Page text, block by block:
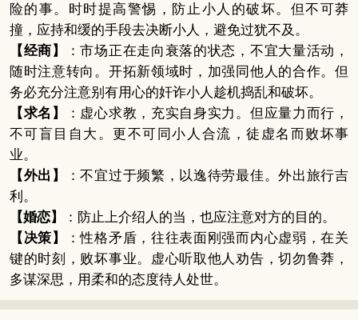
险的事。时时提高警惕，防止小人的破坏。但不可莽
撞，应持和缓的手段去决断小人，避免过犹不及。
【经商】
：市场正在走向衰落的状态，不宜大量活动，
随时注意转向。开拓新领域时，加强同他人的合作。但
务必充分注意别有用心的奸诈小人趁机捣乱和破坏。
【求名】
：虚心求教，充实自身实力。但应量力而行，
不可盲目自大。更不可同小人合流，徒虚名而败坏事
业。
【外出】
：不宜过于频繁，以逸待劳最佳。外出旅行吉
利。
【婚恋】
：防止上介绍人的当，也应注意对方的目的。
【决策】
：性格矛盾，往往表面刚强而内心虚弱，在关
键的时刻，败坏事业。虚心听取他人劝告，切勿鲁莽，
多谋深思，用柔和的态度待人处世。